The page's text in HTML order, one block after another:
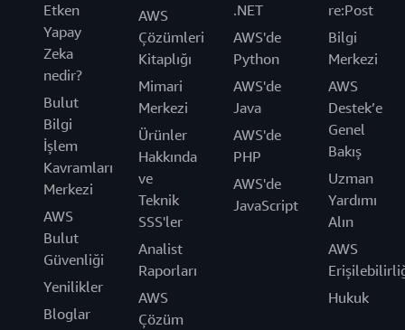
Etken
Yapay
Zeka
nedir?
Bulut
Bilgi
İşlem
Kavramları
Merkezi
AWS
Bulut
Güvenliği
Yenilikler
Bloglar
AWS
Çözümleri
Kitaplığı
Mimari
Merkezi
Ürünler
Hakkında
ve
Teknik
SSS'ler
Analist
Raporları
AWS
Çözüm
.NET
AWS'de
Python
AWS'de
Java
AWS'de
PHP
AWS'de
JavaScript
re:Post
Bilgi
Merkezi
AWS
Destek’e
Genel
Bakış
Uzman
Yardımı
Alın
AWS
Hukuk